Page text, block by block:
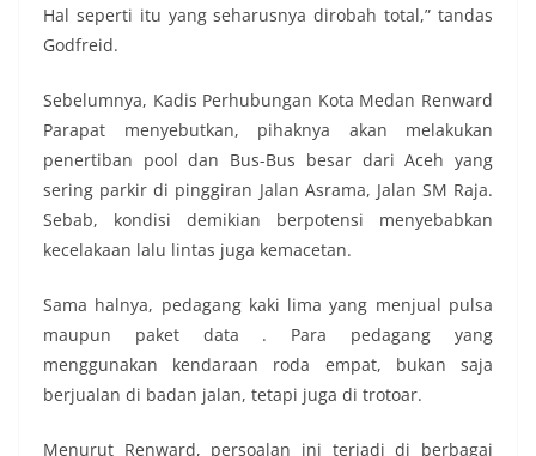
Hal seperti itu yang seharusnya dirobah total,” tandas
Godfreid.
Sebelumnya, Kadis Perhubungan Kota Medan Renward
Parapat menyebutkan, pihaknya akan melakukan
penertiban pool dan Bus-Bus besar dari Aceh yang
sering parkir di pinggiran Jalan Asrama, Jalan SM Raja.
Sebab, kondisi demikian berpotensi menyebabkan
kecelakaan lalu lintas juga kemacetan.
Sama halnya, pedagang kaki lima yang menjual pulsa
maupun paket data . Para pedagang yang
menggunakan kendaraan roda empat, bukan saja
berjualan di badan jalan, tetapi juga di trotoar.
Menurut Renward, persoalan ini terjadi di berbagai